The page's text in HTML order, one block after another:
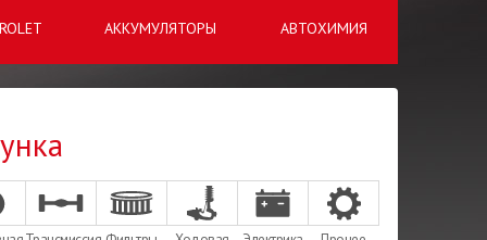
АККУМУЛЯТОРЫ АВТОХИМИЯ